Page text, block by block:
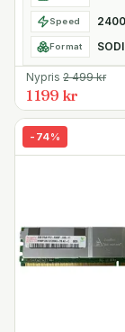
Speed
Format
Nypris 2 499kr
1 199 kr
- 74%